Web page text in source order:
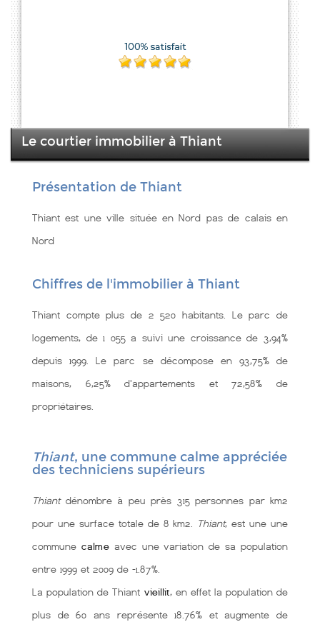
Le courtier immobilier à Thiant
Présentation de Thiant
Thiant est une ville située en Nord pas de calais en
Nord
Chiffres de l'immobilier à Thiant
Thiant compte plus de 2 520 habitants. Le parc de
logements, de 1 055 a suivi une croissance de 3,94%
depuis 1999. Le parc se décompose en 93,75% de
maisons, 6,25% d'appartements et 72,58% de
propriétaires.
Thiant, une commune calme appréciée
des techniciens supérieurs
Thiantdénombre à peu près 315 personnes par km2
pour une surface totale de 8 km2.
Thiant, est une une
commune calmeavec une variation de sa population
entre 1999 et 2009 de -1.87%.
La population de Thiant vieillit, en effet la population de
plus de 60 ans représente 18.76% et augmente de